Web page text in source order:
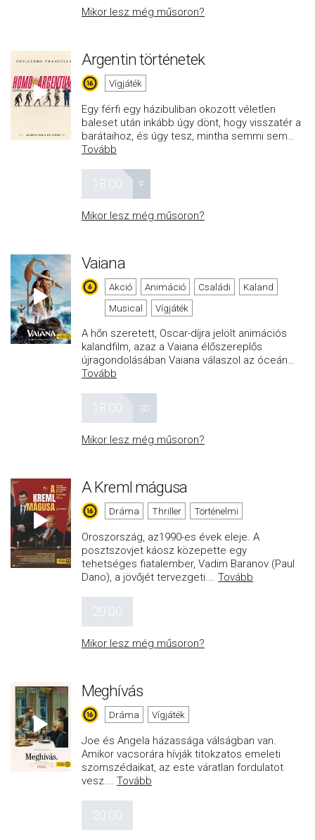
Mikor lesz még műsoron?
Argentin történetek
Vígjáték
Egy férfi egy házibuliban okozott véletlen
baleset után inkább úgy dönt, hogy visszatér a
barátaihoz, és úgy tesz, mintha semmi sem…
Tovább
18:00 F
Mikor lesz még műsoron?
Vaiana
Akció Animáció Családi
Kaland
Musical
Vígjáték
A hőn szeretett, Oscar-díjra jelölt animációs
kalandfilm, azaz a Vaiana élőszereplős
újragondolásában Vaiana válaszol az óceán…
Tovább
18:00 3D
Mikor lesz még műsoron?
A Kreml mágusa
Dráma Thriller Történelmi
Oroszország, az1990-es évek eleje. A
posztszovjet káosz közepette egy
tehetséges fiatalember, Vadim Baranov (Paul
Dano), a jövőjét tervezgeti.… Tovább
20:00
Mikor lesz még műsoron?
Meghívás
Dráma Vígjáték
Joe és Angela házassága válságban van.
Amikor vacsorára hívják titokzatos emeleti
szomszédaikat, az este váratlan fordulatot
vesz.… Tovább
20:00